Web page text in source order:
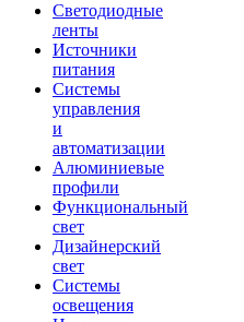
Светодиодные
ленты
Источники
питания
Системы
управления
и
автоматизации
Алюминиевые
профили
Функциональный
свет
Дизайнерский
свет
Системы
освещения